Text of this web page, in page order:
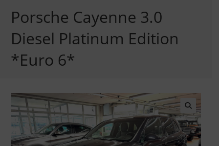
Porsche Cayenne 3.0
Diesel Platinum Edition
*Euro 6*
🔍